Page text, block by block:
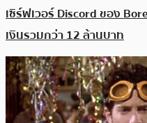
เซิร์ฟเวอร์ Discord ของ
เงินรวมกว่า 12 ล้านบาท